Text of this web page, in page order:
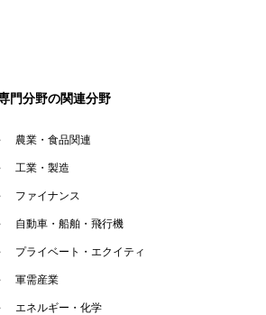
門分野の関連分野
農業・食品関連
工業・製造
ファイナンス
自動車・船舶・飛行機
プライベート・エクイティ
軍需産業
エネルギー・化学